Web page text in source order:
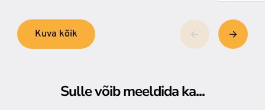
Kuva kõik
Sulle võib meeldida ka...